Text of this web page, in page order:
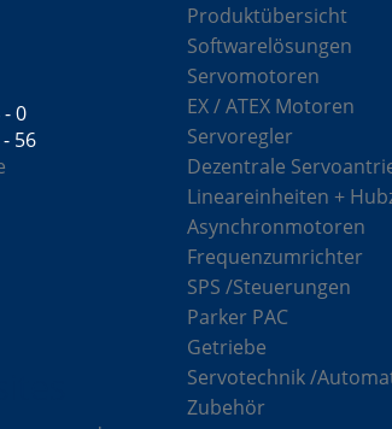
0
56
Produktübersicht
Softwarelösungen
Servomotoren
EX / ATEX Motoren
Servoregler
Dezentrale
Lineareinheiten +
Asynchronmotoren
Frequenzumrichter
SPS /Steuerungen
Parker PAC
Getriebe
Servotechnik /
Zubehör